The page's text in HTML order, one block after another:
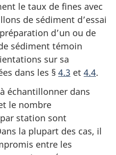
le taux de fines avec
de sédiment d’essai
d’un ou de
sédiment témoin
sur sa
dans les § 4.3 et 4.4.
échantillonner dans
le nombre
station sont
la plupart des cas, il
entre les